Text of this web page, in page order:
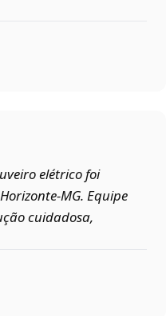
elétrico foi
Equipe
cuidadosa,